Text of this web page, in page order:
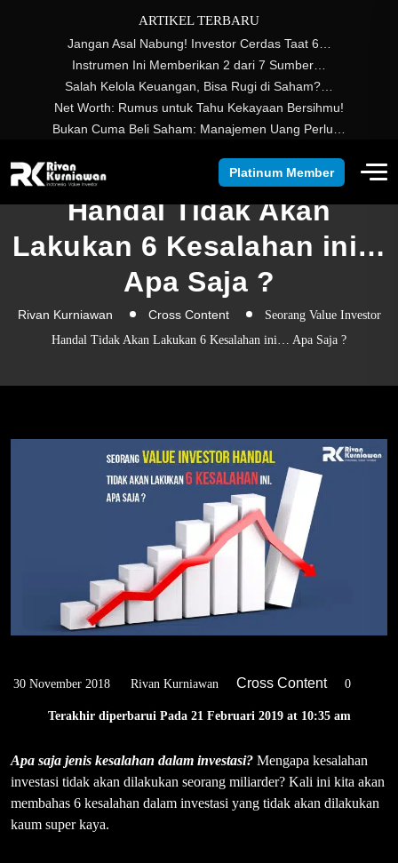
ARTIKEL TERBARU
Jangan Asal Nabung! Investor Cerdas Taat 6…
Instrumen Ini Memberikan 2 dari 7 Sumber…
Salah Kelola Keuangan, Bisa Rugi di Saham?…
Net Worth: Rumus untuk Tahu Kekayaan Bersihmu!
Bukan Cuma Beli Saham: Manajemen Uang Perlu…
Platinum Member
Seorang Value Investor
Handal Tidak Akan
Lakukan 6 Kesalahan ini…
Apa Saja ?
Rivan Kurniawan Cross Content
Seorang Value Investor
Handal Tidak Akan Lakukan 6 Kesalahan ini… Apa Saja ?
30 November 2018 Rivan Kurniawan Cross Content 0
Terakhir diperbarui Pada 21 Februari 2019 at 10:35 am
Apa saja jenis kesalahan dalam investasi? Mengapa kesalahan
investasi tidak akan dilakukan seorang miliarder? Kali ini kita akan
membahas 6 kesalahan dalam investasi yang tidak akan dilakukan
kaum super kaya.